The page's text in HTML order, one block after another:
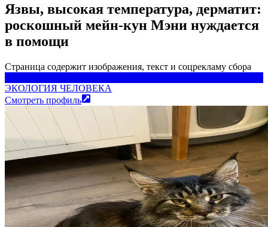
Язвы, высокая температура, дерматит:
роскошный мейн-кун Мэни нуждается
в помощи
Страница содержит изображения, текст и соцрекламу сбора
ЭКОЛОГИЯ ЧЕЛОВЕКА
Смотреть профиль